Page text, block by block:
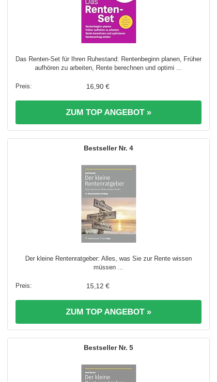
Das Renten-Set für Ihren Ruhestand: Rentenbeginn planen, Früher
aufhören zu arbeiten, Rente berechnen und optimi ...
16,90 €
ZUM TOP ANGEBOT »
4
Der kleine Rentenratgeber: Alles, was Sie zur Rente wissen
müssen ...
15,12 €
ZUM TOP ANGEBOT »
5